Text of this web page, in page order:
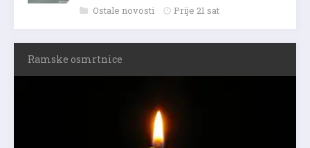
Ostale novosti Prije 21 sat
Ramske osmrtnice